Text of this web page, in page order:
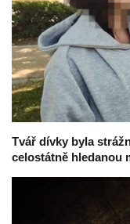
Tvář dívky byla
celostátně hledanou